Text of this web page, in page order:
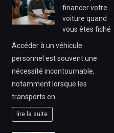
financer votre
voiture quand
vous êtes fiché
Accéder à un véhicule
personnel est souvent une
nécessité incontournable,
notamment lorsque les
transports en…
lire la suite